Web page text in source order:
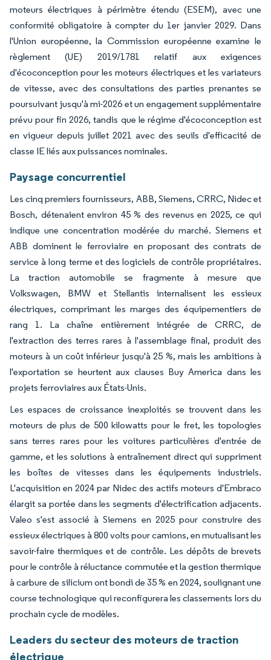
moteurs électriques à périmètre étendu (ESEM), avec une
conformité obligatoire à compter du 1er janvier 2029. Dans
l'Union européenne, la Commission européenne examine le
règlement (UE) 2019/1781 relatif aux exigences
d'écoconception pour les moteurs électriques et les variateurs
de vitesse, avec des consultations des parties prenantes se
poursuivant jusqu'à mi-2026 et un engagement supplémentaire
prévu pour fin 2026, tandis que le régime d'écoconception est
en vigueur depuis juillet 2021 avec des seuils d'efficacité de
classe IE liés aux puissances nominales.
Paysage concurrentiel
Les cinq premiers fournisseurs, ABB, Siemens, CRRC, Nidec et
Bosch, détenaient environ 45 % des revenus en 2025, ce qui
indique une concentration modérée du marché. Siemens et
ABB dominent le ferroviaire en proposant des contrats de
service à long terme et des logiciels de contrôle propriétaires.
La traction automobile se fragmente à mesure que
Volkswagen, BMW et Stellantis internalisent les essieux
électriques, comprimant les marges des équipementiers de
rang 1. La chaîne entièrement intégrée de CRRC, de
l'extraction des terres rares à l'assemblage final, produit des
moteurs à un coût inférieur jusqu'à 25 %, mais les ambitions à
l'exportation se heurtent aux clauses Buy America dans les
projets ferroviaires aux États-Unis.
Les espaces de croissance inexploités se trouvent dans les
moteurs de plus de 500 kilowatts pour le fret, les topologies
sans terres rares pour les voitures particulières d'entrée de
gamme, et les solutions à entraînement direct qui suppriment
les boîtes de vitesses dans les équipements industriels.
L'acquisition en 2024 par Nidec des actifs moteurs d'Embraco
élargit sa portée dans les segments d'électrification adjacents.
Valeo s'est associé à Siemens en 2025 pour construire des
essieux électriques à 800 volts pour camions, en mutualisant les
savoir-faire thermiques et de contrôle. Les dépôts de brevets
pour le contrôle à réluctance commutée et la gestion thermique
à carbure de silicium ont bondi de 35 % en 2024, soulignant une
course technologique qui reconfigurera les classements lors du
prochain cycle de modèles.
Leaders du secteur des moteurs de traction
électrique